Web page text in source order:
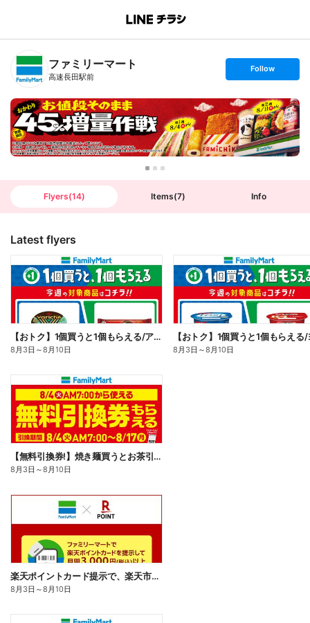
B
n
T
ファミリーマート
高速長田駅前
s
t
o
l
l
o
w
Follow
Flyers(14) Items(7) Info
Latest flyers
【おトク】1個買うと1個もらえる/アイス
8月3日 ～8月10日 8月3日 ～8月10日
【無料引換券!】焼き麺買うとお茶引換券貰える!
8月3日 ～8月10日
楽天ポイントカード提示で、楽天市場でのお買い物がおトクに!
8月3日 ～8月10日